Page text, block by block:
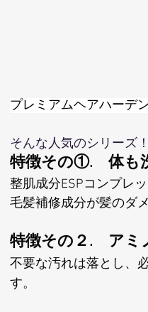
プレミアムヘアハーデ
そんな人気のシリーズ
特徴その①.　体も
整肌成分ESPコンプレ
毛髪補修成分が髪のダ
特徴その２.　アミ
不要な汚れは落とし、
す。